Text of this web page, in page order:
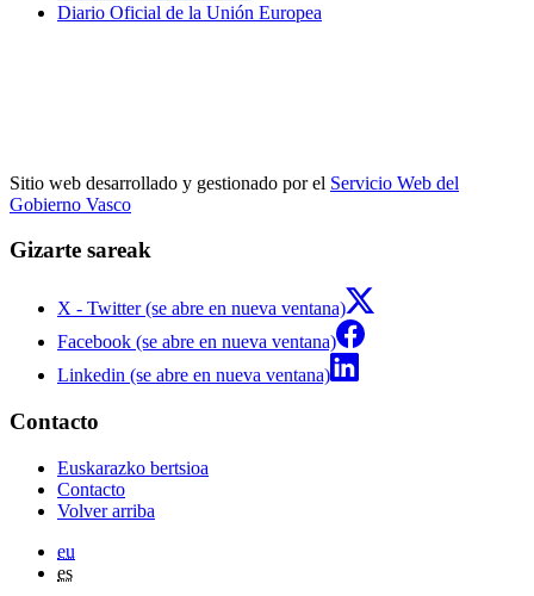
Diario Oficial de la Unión Europea
Sitio web desarrollado y gestionado por el Servicio Web del
Gobierno Vasco
Gizarte sareak
X - Twitter (se abre en nueva ventana)
Facebook (se abre en nueva ventana)
Linkedin (se abre en nueva ventana)
Contacto
Euskarazko bertsioa
Contacto
Volver arriba
eu
es